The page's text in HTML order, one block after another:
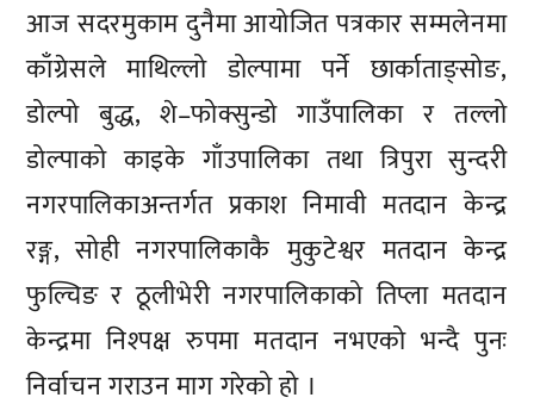
आज सदरमुकाम दुनैमा आयोजित पत्रकार सम्मलेनमा
काँग्रेसले माथिल्लो डोल्पामा पर्ने छार्काताङ्सोङ,
डोल्पो बुद्ध, शे–फोक्सुन्डो गाउँपालिका र तल्लो
डोल्पाको काइके गाँउपालिका तथा त्रिपुरा सुन्दरी
नगरपालिकाअन्तर्गत प्रकाश निमावी मतदान केन्द्र
रङ्ग, सोही नगरपालिकाकै मुकुटेश्वर मतदान केन्द्र
फुल्चिङ र ठूलीभेरी नगरपालिकाको तिप्ला मतदान
केन्द्रमा निश्पक्ष रुपमा मतदान नभएको भन्दै पुनः
निर्वाचन गराउन माग गरेको हो ।